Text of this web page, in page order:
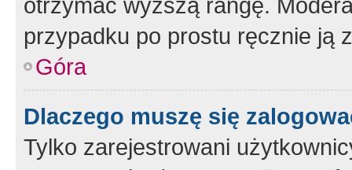
przypadku po prostu ręcznie ją
Góra
Dlaczego muszę się
Tylko zarejestrowani